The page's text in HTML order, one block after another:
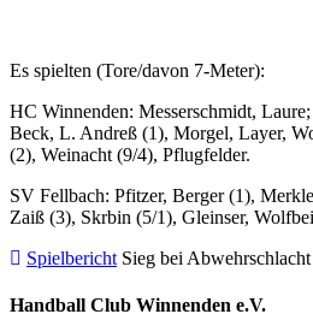
Es spielten (Tore/davon 7-Meter):
HC Winnenden: Messerschmidt,
Beck, L. Andreß (1), Morgel, Layer,
(2), Weinacht (9/4), Pflugfelder.
SV Fellbach: Pfitzer, Berger (1),
Zaiß (3), Skrbin (5/1), Gleinser,
Spielbericht Sieg bei
Handball Club Winnenden e.V.